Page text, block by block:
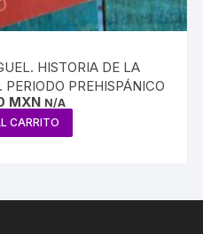
HISTORIA DE LA
PREHISPÁNICO
MXN N/A
CARRITO